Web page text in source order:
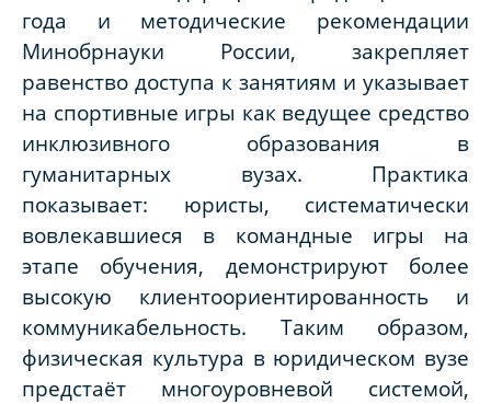
года и методические рекомендации
Минобрнауки России, закрепляет
равенство доступа к занятиям и указывает
на спортивные игры как ведущее средство
инклюзивного образования в
гуманитарных вузах. Практика
показывает: юристы, систематически
вовлекавшиеся в командные игры на
этапе обучения, демонстрируют более
высокую клиентоориентированность и
коммуникабельность. Таким образом,
физическая культура в юридическом вузе
предстаёт многоуровневой системой,